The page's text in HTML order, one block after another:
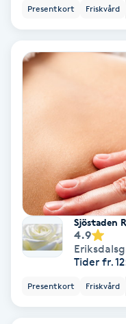
Gellack
Gravidmassage
Gruppträning
Gua Sha-massage
Hatha Yoga
Headspa
Presentkort Friskvård
Sjöstaden
4.9
Tider fr.
Presentkort Friskvård